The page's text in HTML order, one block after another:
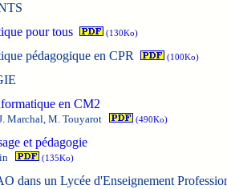
pour tous (130Ko)
pédagogique en CPR (100Ko)
en CM2
Marchal, M. Touyarot (490Ko)
et pédagogie
(135Ko)
dans un Lycée d'Enseignement